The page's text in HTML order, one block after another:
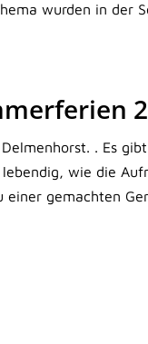
wurden in der
. Es
wie die
einer gemachten